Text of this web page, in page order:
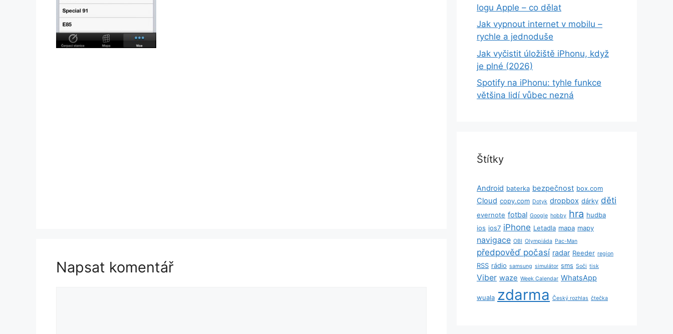
Napsat komentář
logu Apple – co dělat
Jak vypnout internet v mobilu –
rychle a jednoduše
Jak vyčistit úložiště iPhonu, když
je plné (2026)
Spotify na iPhonu: tyhle funkce
většina lidí vůbec nezná
Štítky
Android baterka bezpečnost box.com
Cloud copy.com Dotyk dropbox dárky děti
evernote fotbal Google hobby hra hudba
ios ios7 iPhone Letadla mapa mapy
navigace OBI Olympiáda Pac-Man
předpověď počasí radar Reeder region
RSS rádio samsung simulátor sms Soči tisk
Viber waze Week Calendar WhatsApp
wuala zdarma Český rozhlas čtečka